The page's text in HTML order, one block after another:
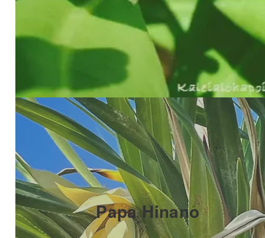
Papa Hinano